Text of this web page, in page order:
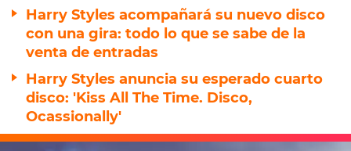
Harry Styles acompañará su nuevo disco
con una gira: todo lo que se sabe de la
venta de entradas
Harry Styles anuncia su esperado cuarto
disco: 'Kiss All The Time. Disco,
Ocassionally'